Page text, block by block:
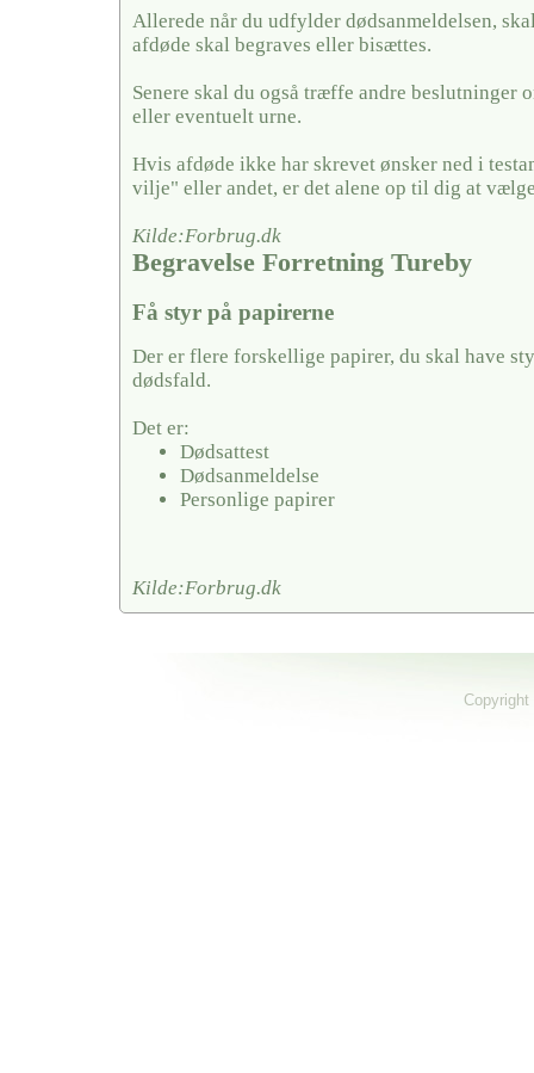
Allerede når du udfylder dødsanmeldelsen,
afdøde skal begraves eller bisættes.
Senere skal du også træffe andre beslutninger
eller eventuelt urne.
Hvis afdøde ikke har skrevet ønsker ned i
vilje" eller andet, er det alene op til dig at
Kilde:Forbrug.dk
Begravelse Forretning Tureby
Få styr på papirerne
Der er flere forskellige papirer, du skal have
dødsfald.
Det er:
Dødsattest
Dødsanmeldelse
Personlige papirer
Kilde:Forbrug.dk